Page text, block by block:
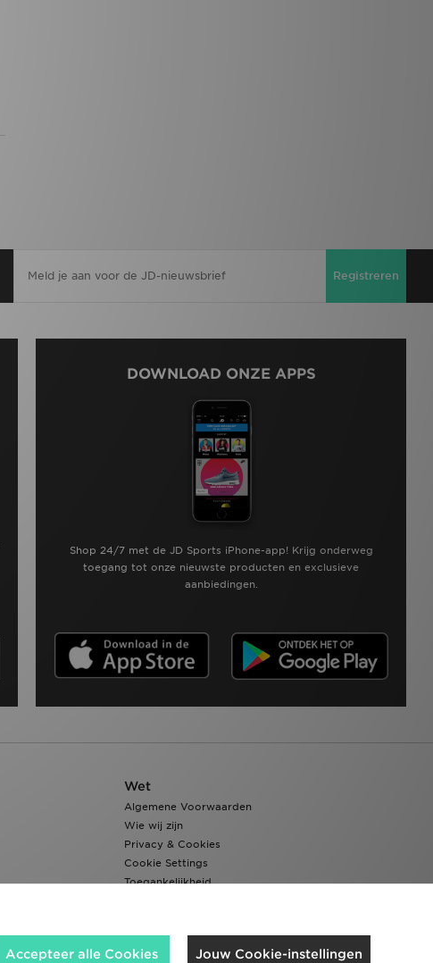
Registreren
DOWNLOAD ONZE APPS
Shop 24/7 met de JD Sports iPhone-app! Krijg onderweg
toegang tot onze nieuwste producten en exclusieve
aanbiedingen.
Wet
Algemene Voorwaarden
Wie wij zijn
Privacy & Cookies
Cookie Settings
Toegankelijkheid
Jouw Cookie-instellingen
Accepteer alle Cookies